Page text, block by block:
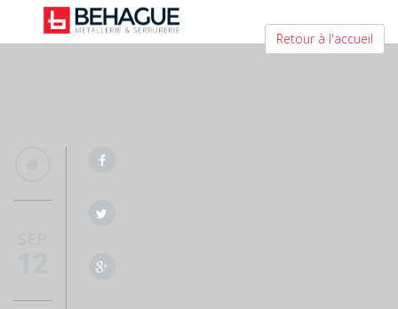
Retour à l'accueil